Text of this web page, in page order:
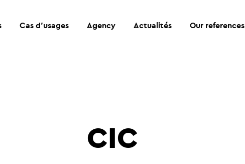
Cas d’usages Agency Actualités Our references
CIC